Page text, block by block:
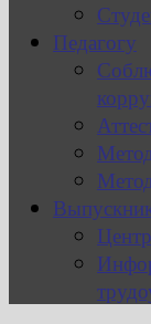
Педагогу